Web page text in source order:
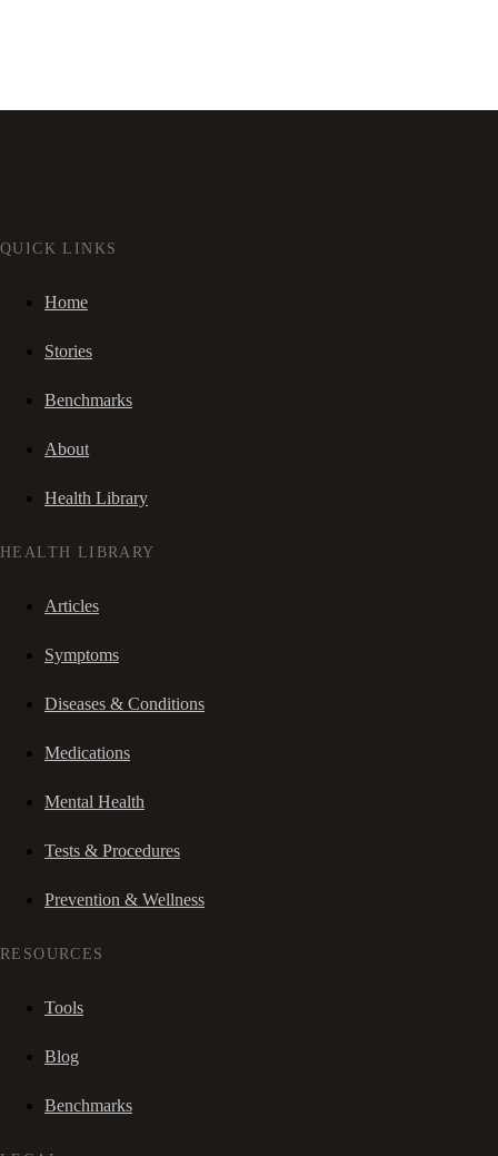
QUICK LINKS
Home
Stories
Benchmarks
About
Health Library
HEALTH LIBRARY
Articles
Symptoms
Diseases & Conditions
Medications
Mental Health
Tests & Procedures
Prevention & Wellness
RESOURCES
Tools
Blog
Benchmarks